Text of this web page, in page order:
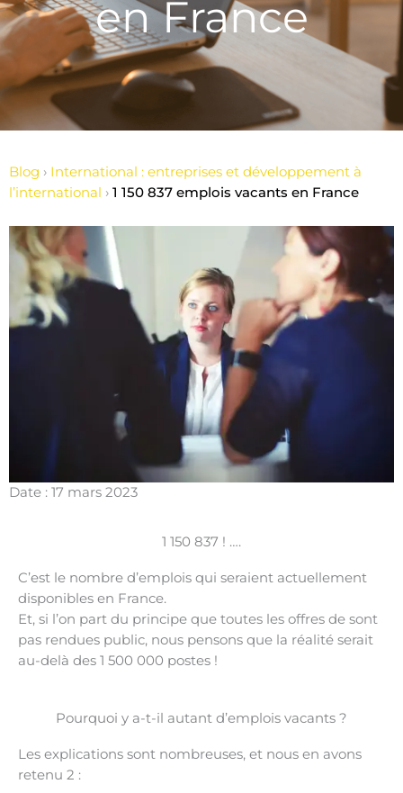
en France
Blog › International : entreprises et développement à
l’international › 1 150 837 emplois vacants en France
Date : 17 mars 2023
1 150 837 ! ….
C’est le nombre d’emplois qui seraient actuellement
disponibles en France.
Et, si l’on part du principe que toutes les offres de sont
pas rendues public, nous pensons que la réalité serait
au-delà des 1 500 000 postes !
Pourquoi y a-t-il autant d’emplois vacants ?
Les explications sont nombreuses, et nous en avons
retenu 2 :